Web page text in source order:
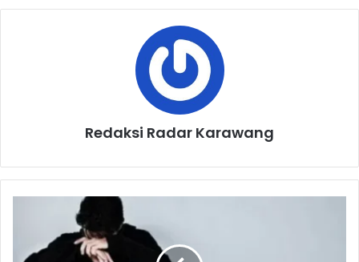
Redaksi Radar Karawang
Jadi